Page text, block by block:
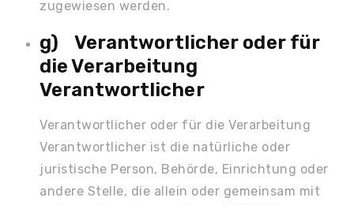
zugewiesen werden.
g) Verantwortlicher oder für
die Verarbeitung
Verantwortlicher
Verantwortlicher oder für die Verarbeitung
Verantwortlicher ist die natürliche oder
juristische Person, Behörde, Einrichtung oder
andere Stelle, die allein oder gemeinsam mit